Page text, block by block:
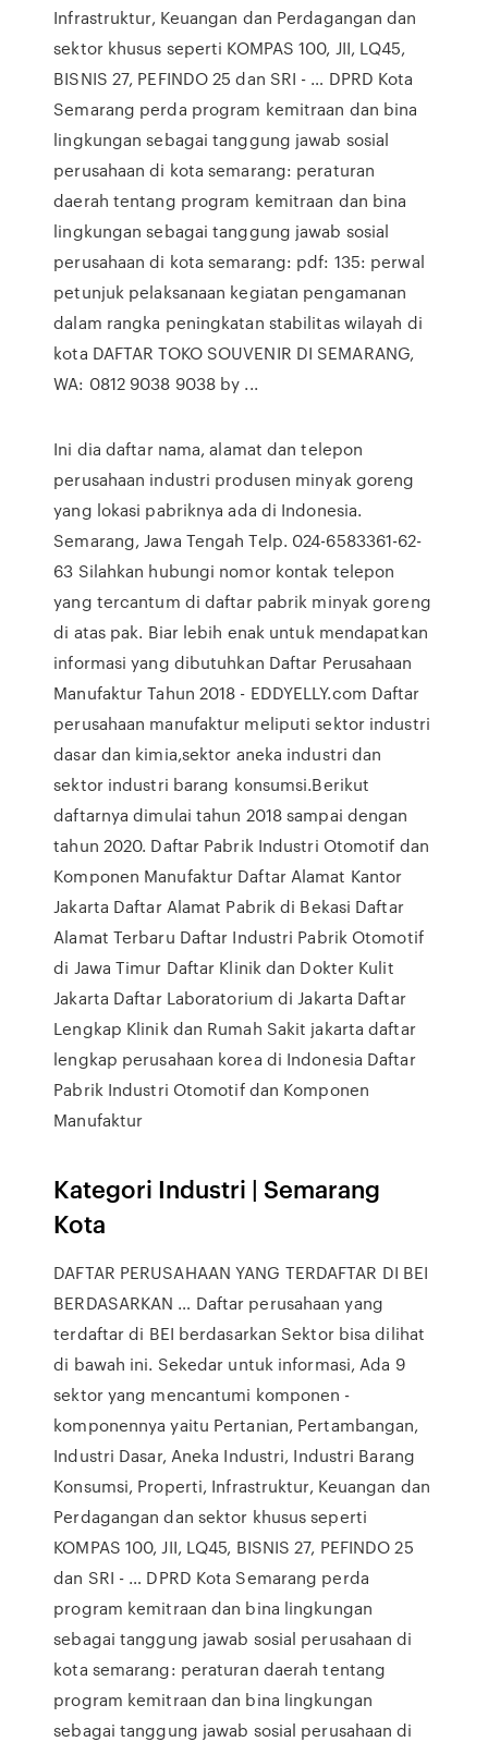
Infrastruktur, Keuangan dan Perdagangan dan
sektor khusus seperti KOMPAS 100, JII, LQ45,
BISNIS 27, PEFINDO 25 dan SRI - … DPRD Kota
Semarang perda program kemitraan dan bina
lingkungan sebagai tanggung jawab sosial
perusahaan di kota semarang: peraturan
daerah tentang program kemitraan dan bina
lingkungan sebagai tanggung jawab sosial
perusahaan di kota semarang: pdf: 135: perwal
petunjuk pelaksanaan kegiatan pengamanan
dalam rangka peningkatan stabilitas wilayah di
kota DAFTAR TOKO SOUVENIR DI SEMARANG,
WA: 0812 9038 9038 by ...
Ini dia daftar nama, alamat dan telepon
perusahaan industri produsen minyak goreng
yang lokasi pabriknya ada di Indonesia.
Semarang, Jawa Tengah Telp. 024-6583361-62-
63 Silahkan hubungi nomor kontak telepon
yang tercantum di daftar pabrik minyak goreng
di atas pak. Biar lebih enak untuk mendapatkan
informasi yang dibutuhkan Daftar Perusahaan
Manufaktur Tahun 2018 - EDDYELLY.com Daftar
perusahaan manufaktur meliputi sektor industri
dasar dan kimia,sektor aneka industri dan
sektor industri barang konsumsi.Berikut
daftarnya dimulai tahun 2018 sampai dengan
tahun 2020. Daftar Pabrik Industri Otomotif dan
Komponen Manufaktur Daftar Alamat Kantor
Jakarta Daftar Alamat Pabrik di Bekasi Daftar
Alamat Terbaru Daftar Industri Pabrik Otomotif
di Jawa Timur Daftar Klinik dan Dokter Kulit
Jakarta Daftar Laboratorium di Jakarta Daftar
Lengkap Klinik dan Rumah Sakit jakarta daftar
lengkap perusahaan korea di Indonesia Daftar
Pabrik Industri Otomotif dan Komponen
Manufaktur
Kategori Industri | Semarang
Kota
DAFTAR PERUSAHAAN YANG TERDAFTAR DI BEI
BERDASARKAN … Daftar perusahaan yang
terdaftar di BEI berdasarkan Sektor bisa dilihat
di bawah ini. Sekedar untuk informasi, Ada 9
sektor yang mencantumi komponen -
komponennya yaitu Pertanian, Pertambangan,
Industri Dasar, Aneka Industri, Industri Barang
Konsumsi, Properti, Infrastruktur, Keuangan dan
Perdagangan dan sektor khusus seperti
KOMPAS 100, JII, LQ45, BISNIS 27, PEFINDO 25
dan SRI - … DPRD Kota Semarang perda
program kemitraan dan bina lingkungan
sebagai tanggung jawab sosial perusahaan di
kota semarang: peraturan daerah tentang
program kemitraan dan bina lingkungan
sebagai tanggung jawab sosial perusahaan di